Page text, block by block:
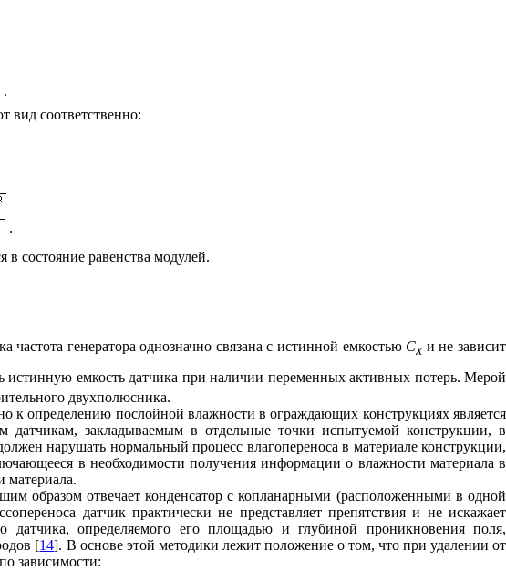
.
вид соответственно:
.
состояние равенства модулей.
генератора однозначно связана с истинной емкостью Сx и не зависит
истинную емкость датчика при наличии переменных активных потерь. Мерой
двухполюсника.
к определению послойной влажности в ограждающих конструкциях является
датчикам, закладываемым в отдельные точки испытуемой конструкции, в
нарушать нормальный процесс влагопереноса в материале конструкции,
в необходимости получения информации о влажности материала в
материала.
образом отвечает конденсатор с копланарными (расположенными в одной
датчик практически не представляет препятствия и не искажает
датчика, определяемого его площадью и глубиной проникновения поля,
[14]. В основе этой методики лежит положение о том, что при удалении от
зависимости: